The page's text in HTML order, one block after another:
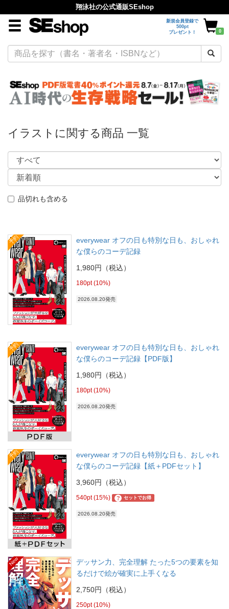
翔泳社の公式通販SEshop
新規会員登録で
500pt
プレゼント！
0
イラストに関する商品 一覧
品切れも含める
予約
everywear オフの日も特別な日も、おしゃれ
な僕らのコーデ記録
1,980円（税込）
180pt (10%)
2026.08.20発売
予約
everywear オフの日も特別な日も、おしゃれ
な僕らのコーデ記録【PDF版】
1,980円（税込）
180pt (10%)
2026.08.20発売
予約
everywear オフの日も特別な日も、おしゃれ
な僕らのコーデ記録【紙＋PDFセット】
3,960円（税込）
540pt (15%) ? セットでお得
2026.08.20発売
New
デッサン力、完全理解 たった5つの要素を知
るだけで絵が確実に上手くなる
2,750円（税込）
250pt (10%)